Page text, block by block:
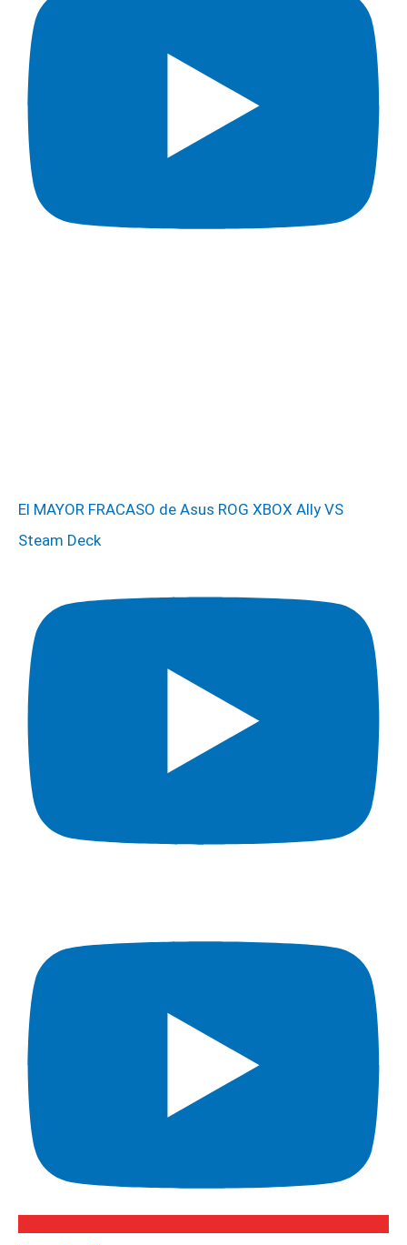
El MAYOR FRACASO de Asus ROG XBOX Ally VS
Steam Deck